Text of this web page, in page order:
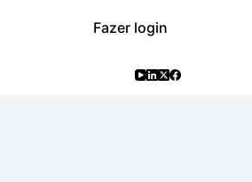
Fazer login